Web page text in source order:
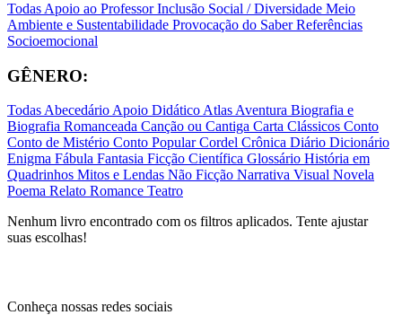
Todas Apoio ao ProfessorInclusão Social / Diversidade Meio
Ambiente e Sustentabilidade Provocação do SaberReferências
Socioemocional
GÊNERO:
TodasAbecedárioApoio DidáticoAtlasAventura Biografia e
Biografia Romanceada Canção ou Cantiga Carta Clássicos Conto
Conto de Mistério Conto PopularCordel Crônica Diário Dicionário
Enigma Fábula Fantasia Ficção Científica Glossário História em
Quadrinhos Mitos e Lendas Não Ficção Narrativa Visual Novela
Poema Relato Romance Teatro
Nenhum livro encontrado com os filtros aplicados. Tente ajustar
suas escolhas!
Conheça nossas redes sociais